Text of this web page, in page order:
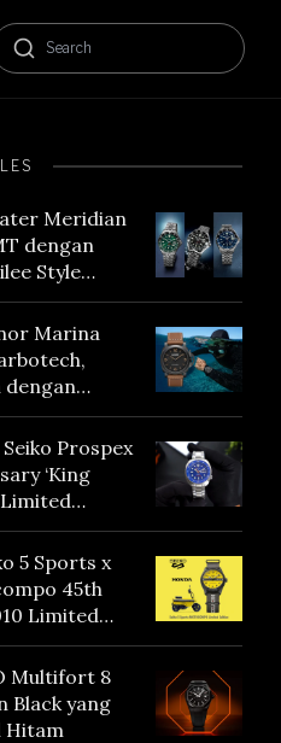
Meridian
dengan
Style
Marina
dengan
Prospex
‘King
Limited
5 Sports x
45th
Limited
Multifort 8
Black yang
Hitam